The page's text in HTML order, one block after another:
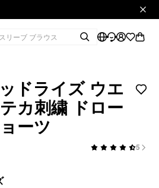
ドライズ ウエ
カ刺繍 ドロー
ーツ
5